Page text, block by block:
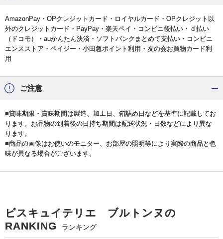
AmazonPay・OPクレジットカード・ロイヤルカード・OPクレジット以
外のクレジットカード・PayPay・楽天ペイ・コンビニ後払い・ｄ払い
（ドコモ）・auかんたん決済・ソフトバンクまとめて支払い・コンビニ
エンスストア・ペイジー・小田急ポイント利用・友の会お買物カード利
用
ご注意
■賞味期限・賞味期間は製造、加工日、箱詰め日などを基準に記載してお
ります。お品物の到着後の日持ち期間は配送状況・日数などにより異な
ります。
■商品の画像はお使いのモニター、お部屋の照明等により実際の商品と色
味が異なる場合がございます。
ビスキュイテリエ ブルトンヌの
RANKING
ランキング